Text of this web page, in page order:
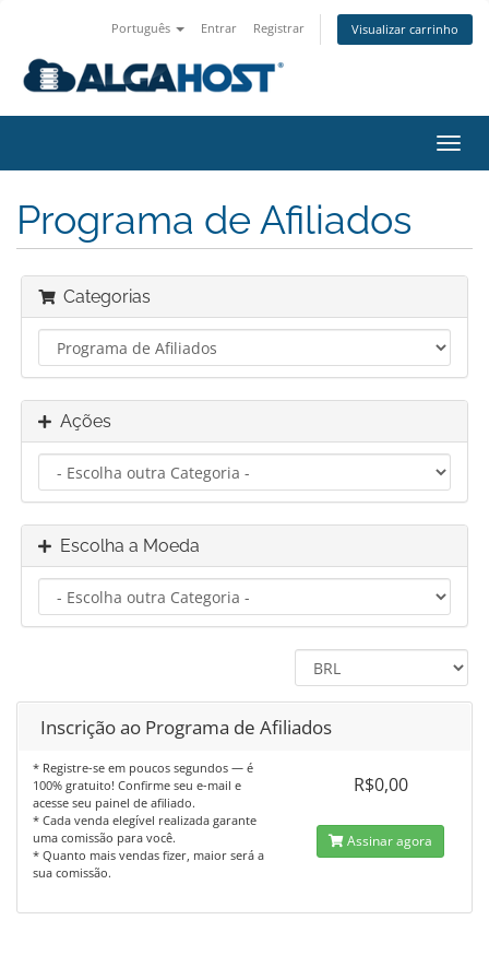
Português Entrar Registrar Visualizar carrinho
Programa de Afiliados
Categorias
Ações
Escolha a Moeda
Inscrição ao Programa de Afiliados
* Registre-se em poucos segundos — é
100% gratuito! Confirme seu e-mail e
acesse seu painel de afiliado.
* Cada venda elegível realizada garante
uma comissão para você.
* Quanto mais vendas fizer, maior será a
sua comissão.
R$0,00
Assinar agora